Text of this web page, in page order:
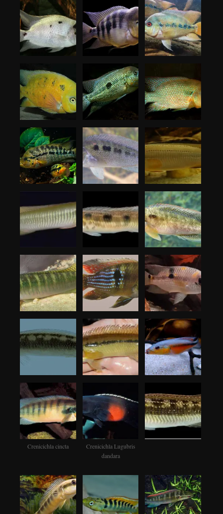
Crenicichla cincta
Crenicichla Lugubris
dandara